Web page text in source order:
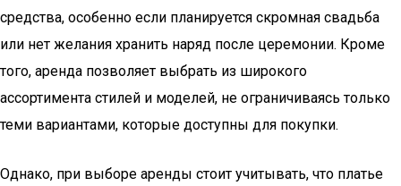
средства, особенно если планируется скромная свадьба
или нет желания хранить наряд после церемонии. Кроме
того, аренда позволяет выбрать из широкого
ассортимента стилей и моделей, не ограничиваясь только
теми вариантами, которые доступны для покупки.
Однако, при выборе аренды стоит учитывать, что платье